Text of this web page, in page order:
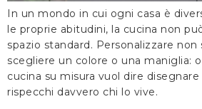
In un mondo in cui ogni casa è
le proprie abitudini, la cucina non
spazio standard. Personalizzare non
scegliere un colore o una maniglia:
cucina su misura vuol dire
rispecchi davvero chi lo vive.